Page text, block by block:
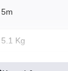
5m
5.1 Kg
27.8 x 24.4 x